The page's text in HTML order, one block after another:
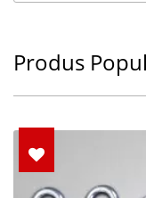
Produs